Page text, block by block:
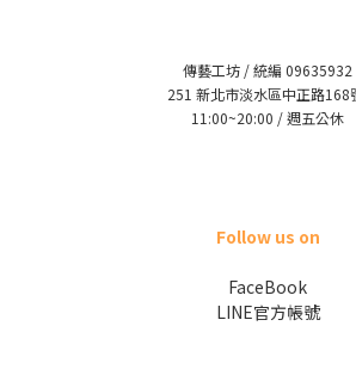
傳藝工坊 / 統編 09635932
251 新北市淡水區中正路168
11:00~20:00 / 週五公休
Follow us on
FaceBook
LINE官方帳號